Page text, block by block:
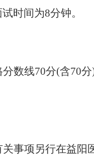
时间为8分钟。
分数线70分(含70
事项另行在益